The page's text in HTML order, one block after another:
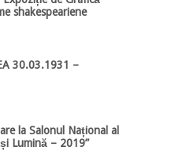
shakespeariene
30.03.1931 –
la Salonul Național al
Lumină – 2019”